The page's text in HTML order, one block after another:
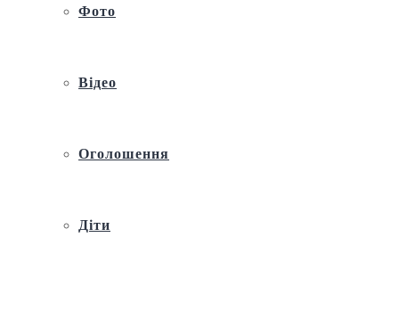
Фото
Відео
Оголошення
Діти